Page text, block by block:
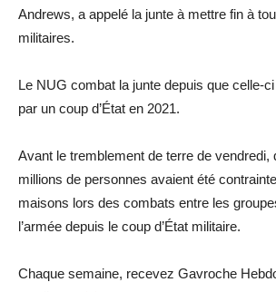
Andrews, a appelé la junte à mettre fin à
militaires.
Le NUG combat la junte depuis que celle-
par un coup d’État en 2021.
Avant le tremblement de terre de vendredi,
millions de personnes avaient été
maisons lors des combats entre les
l’armée depuis le coup d’État militaire.
Chaque semaine, recevez Gavroche